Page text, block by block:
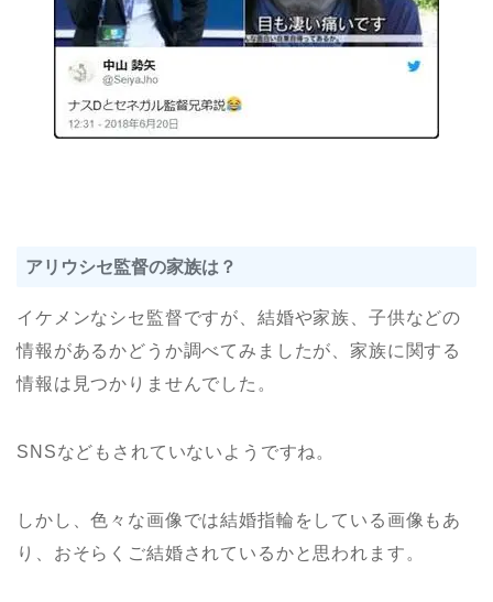
アリウシセ監督の家族は？
イケメンなシセ監督ですが、結婚や家族、子供などの
情報があるかどうか調べてみましたが、家族に関する
情報は見つかりませんでした。
SNSなどもされていないようですね。
しかし、色々な画像では結婚指輪をしている画像もあ
り、おそらくご結婚されているかと思われます。